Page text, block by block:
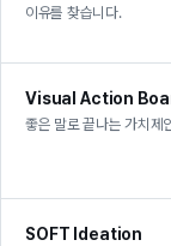
이유를 찾습니다.
Visual Action
좋은 말로 끝나는 가치제
SOFT Ideation